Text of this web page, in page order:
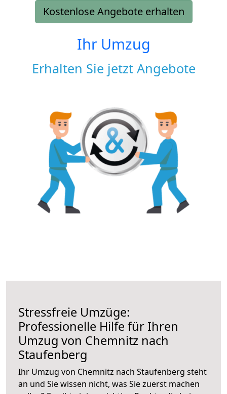
Kostenlose Angebote erhalten
Ihr Umzug
Erhalten Sie jetzt Angebote
Stressfreie Umzüge:
Professionelle Hilfe für Ihren
Umzug von Chemnitz nach
Staufenberg
Ihr Umzug von Chemnitz nach Staufenberg steht
an und Sie wissen nicht, was Sie zuerst machen